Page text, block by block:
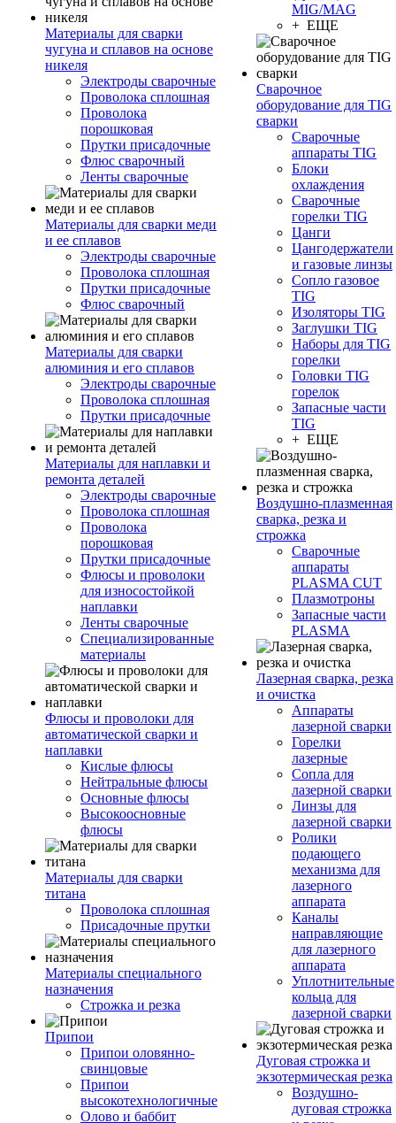
Материалы для сварки
чугуна и сплавов на основе
никеля
Электроды сварочные
Проволока сплошная
Проволока
порошковая
Прутки присадочные
Флюс сварочный
Ленты сварочные
Материалы для сварки меди
и ее сплавов
Электроды сварочные
Проволока сплошная
Прутки присадочные
Флюс сварочный
Материалы для сварки
алюминия и его сплавов
Электроды сварочные
Проволока сплошная
Прутки присадочные
Материалы для наплавки и
ремонта деталей
Электроды сварочные
Проволока сплошная
Проволока
порошковая
Прутки присадочные
Флюсы и проволоки
для износостойкой
наплавки
Ленты сварочные
Специализированные
материалы
Флюсы и проволоки для
автоматической сварки и
наплавки
Кислые флюсы
Нейтральные флюсы
Основные флюсы
Высокоосновные
флюсы
Материалы для сварки
титана
Проволока сплошная
Присадочные прутки
Материалы специального
назначения
Строжка и резка
Припои
Припои оловянно-
свинцовые
Припои
высокотехнологичные
Олово и баббит
MIG/MAG
+ ЕЩЕ
Сварочное
оборудование для TIG
сварки
Сварочные
аппараты TIG
Блоки
охлаждения
Сварочные
горелки TIG
Цанги
Цангодержатели
и газовые линзы
Сопло газовое
TIG
Изоляторы TIG
Заглушки TIG
Наборы для TIG
горелки
Головки TIG
горелок
Запасные части
TIG
+ ЕЩЕ
Воздушно-плазменная
сварка, резка и
строжка
Сварочные
аппараты
PLASMA CUT
Плазмотроны
Запасные части
PLASMA
Лазерная сварка, резка
и очистка
Аппараты
лазерной сварки
Горелки
лазерные
Сопла для
лазерной сварки
Линзы для
лазерной сварки
Ролики
подающего
механизма для
лазерного
аппарата
Каналы
направляющие
для лазерного
аппарата
Уплотнительные
кольца для
лазерной сварки
Дуговая строжка и
экзотермическая резка
Воздушно-
дуговая строжка